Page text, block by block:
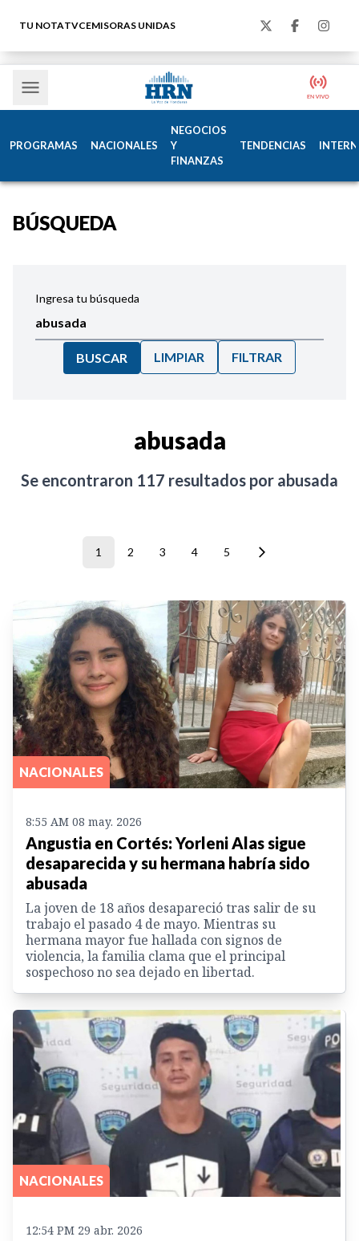
TU NOTATVCEMISORAS UNIDAS
PROGRAMAS NACIONALES
NEGOCIOS
Y
FINANZAS
TENDENCIAS
BÚSQUEDA
Ingresa tu búsqueda
BUSCAR LIMPIAR FILTRAR
abusada
Se encontraron 117 resultados por abusada
1 2 3 4 5
NACIONALES
8:55 AM 08 may. 2026
Angustia en Cortés: Yorleni Alas sigue
desaparecida y su hermana habría sido
abusada
La joven de 18 años desapareció tras salir de su
trabajo el pasado 4 de mayo. Mientras su
hermana mayor fue hallada con signos de
violencia, la familia clama que el principal
sospechoso no sea dejado en libertad.
NACIONALES
12:54 PM 29 abr. 2026